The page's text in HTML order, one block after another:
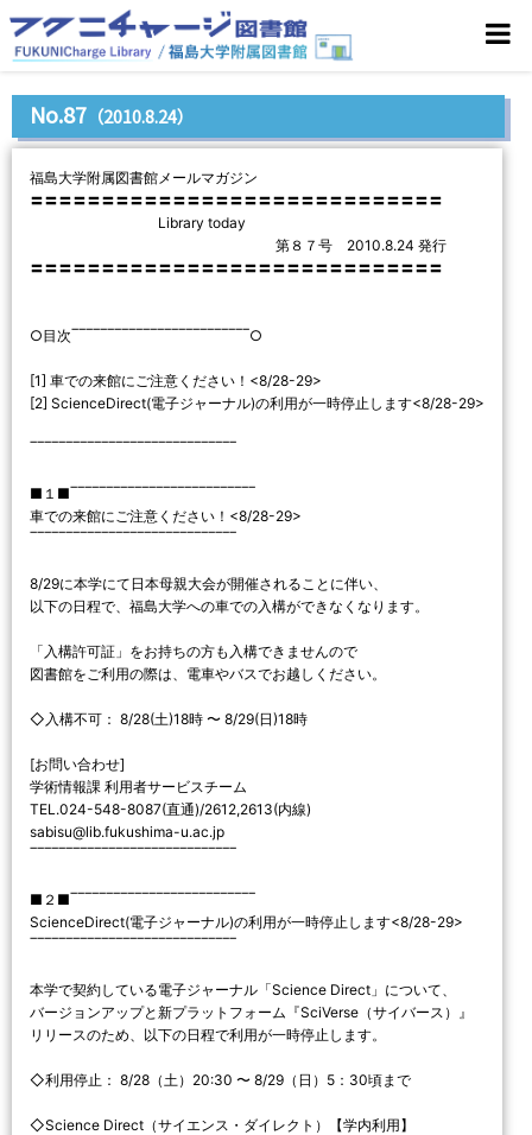
No.87 （2010.8.24）
福島大学附属図書館メールマガジン
〓〓〓〓〓〓〓〓〓〓〓〓〓〓〓〓〓〓〓〓〓〓〓〓〓〓〓〓〓
Library today
第８７号 2010.8.24 発行
〓〓〓〓〓〓〓〓〓〓〓〓〓〓〓〓〓〓〓〓〓〓〓〓〓〓〓〓〓
○目次‾‾‾‾‾‾‾‾‾‾‾‾‾‾‾‾‾‾‾‾‾‾‾‾‾○
[1] 車での来館にご注意ください！<8/28-29>
[2] ScienceDirect(電子ジャーナル)の利用が一時停止します<8/28-29>
‾‾‾‾‾‾‾‾‾‾‾‾‾‾‾‾‾‾‾‾‾‾‾‾‾‾‾‾‾
■１■‾‾‾‾‾‾‾‾‾‾‾‾‾‾‾‾‾‾‾‾‾‾‾‾‾‾
車での来館にご注意ください！<8/28-29>
‾‾‾‾‾‾‾‾‾‾‾‾‾‾‾‾‾‾‾‾‾‾‾‾‾‾‾‾‾
8/29に本学にて日本母親大会が開催されることに伴い、
以下の日程で、福島大学への車での入構ができなくなります。
「入構許可証」をお持ちの方も入構できませんので
図書館をご利用の際は、電車やバスでお越しください。
◇入構不可： 8/28(土)18時 〜 8/29(日)18時
[お問い合わせ]
学術情報課 利用者サービスチーム
TEL.024-548-8087(直通)/2612,2613(内線)
sabisu@lib.fukushima-u.ac.jp
‾‾‾‾‾‾‾‾‾‾‾‾‾‾‾‾‾‾‾‾‾‾‾‾‾‾‾‾‾
■２■‾‾‾‾‾‾‾‾‾‾‾‾‾‾‾‾‾‾‾‾‾‾‾‾‾‾
ScienceDirect(電子ジャーナル)の利用が一時停止します<8/28-29>
‾‾‾‾‾‾‾‾‾‾‾‾‾‾‾‾‾‾‾‾‾‾‾‾‾‾‾‾‾
本学で契約している電子ジャーナル「Science Direct」について、
バージョンアップと新プラットフォーム『SciVerse（サイバース）』
リリースのため、以下の日程で利用が一時停止します。
◇利用停止： 8/28（土）20:30 〜 8/29（日）5：30頃まで
◇Science Direct（サイエンス・ダイレクト）【学内利用】